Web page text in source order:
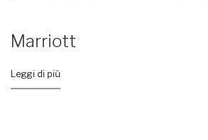
Marriott
Leggi di più